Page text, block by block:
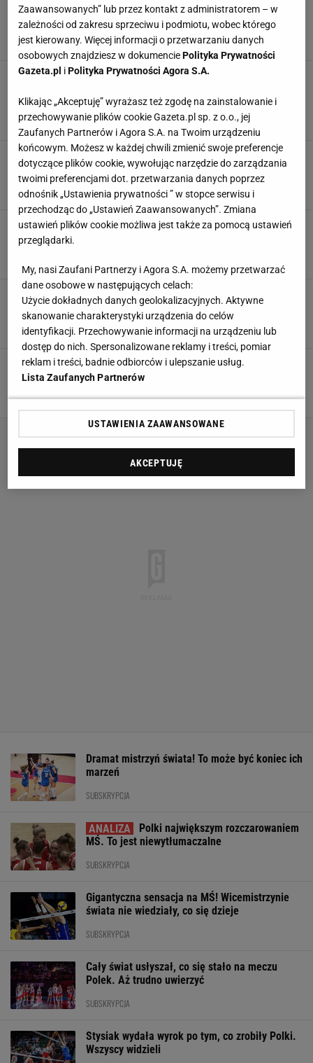
63 lata i koniec! Niewiarygodne, czego
dokonały Polki. Historyczny wynik
SUBSKRYPCJA
Polska - Belgia. Kiedy grają polskie siatkarki
ŻYWO]
Dawid Franek,30 SIERPNIA 2025, 08:27
Było 2:6 i 11:14, gdy Polki ruszały
na rywalki. Tak awansowały do ćwierćfinału
SUBSKRYPCJA
Oto co zrobiła Stysiak, gdy Lavarini ściągnął ją
Było już po meczu, gdy polska siatkarka
usłyszała, co krzyczał kibic
SUBSKRYPCJA
Było już 1:2 i 22:24! Niewiarygodne, czego
dokonały polskie siatkarki w tie-breaku
SUBSKRYPCJA
Dramat mistrzyń świata! To może być koniec ich
marzeń
SUBSKRYPCJA
Polki największym rozczarowaniem
MŚ. To jest niewytłumaczalne
SUBSKRYPCJA
Gigantyczna sensacja na MŚ! Wicemistrzynie
świata nie wiedziały, co się dzieje
SUBSKRYPCJA
Cały świat usłyszał, co się stało na meczu
Polek. Aż trudno uwierzyć
SUBSKRYPCJA
Stysiak wydała wyrok po tym, co zrobiły Polki.
Wszyscy widzieli
Zaawansowanych” lub przez kontakt z administratorem – w
zależności od zakresu sprzeciwu i podmiotu, wobec którego
jest kierowany. Więcej informacji o przetwarzaniu danych
osobowych znajdziesz w dokumenciePolityka Prywatności
Gazeta.pl iPolityka Prywatności Agora S.A.
Klikając „Akceptuję” wyrażasz też zgodę na zainstalowanie i
przechowywanie plików cookie Gazeta.pl sp. z o.o., jej
Zaufanych Partnerów i Agora S.A. na Twoim urządzeniu
końcowym. Możesz w każdej chwili zmienić swoje preferencje
dotyczące plików cookie, wywołując narzędzie do zarządzania
twoimi preferencjami dot. przetwarzania danych poprzez
odnośnik „Ustawienia prywatności ” w stopce serwisu i
przechodząc do „Ustawień Zaawansowanych”. Zmiana
ustawień plików cookie możliwa jest także za pomocą ustawień
przeglądarki.
My, nasi Zaufani Partnerzy i Agora S.A. możemy przetwarzać
dane osobowe w następujących celach:
Użycie dokładnych danych geolokalizacyjnych. Aktywne
skanowanie charakterystyki urządzenia do celów
identyfikacji. Przechowywanie informacji na urządzeniu lub
dostęp do nich. Spersonalizowane reklamy i treści, pomiar
reklam i treści, badnie odbiorców i ulepszanie usług.
Lista Zaufanych Partnerów
USTAWIENIA ZAAWANSOWANE
AKCEPTUJĘ